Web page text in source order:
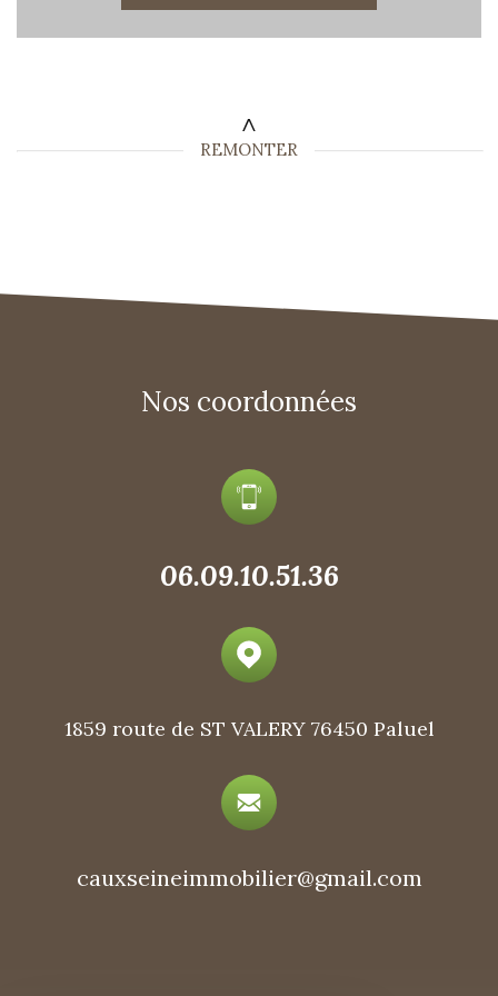
REMONTER
Nos coordonnées
06.09.10.51.36
cauxseineimmobilier@gmail.com
1859 route de ST VALERY76450 Paluel